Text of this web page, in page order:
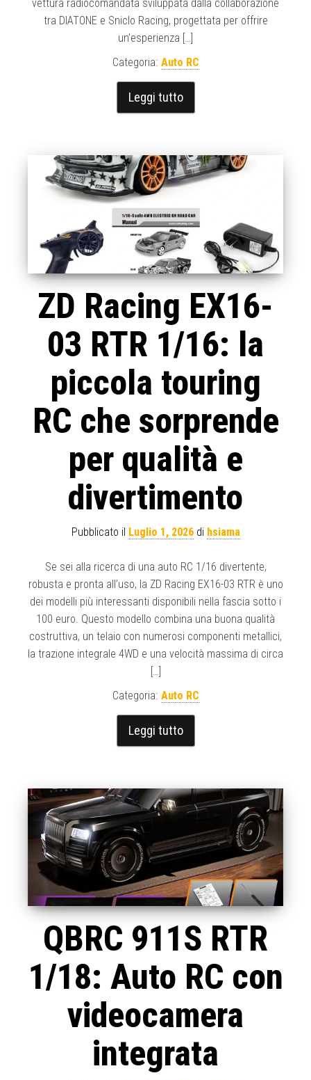
vettura radiocomandata sviluppata dalla collaborazione
tra DIATONE e Sniclo Racing, progettata per offrire
un’esperienza […]
Categoria: Auto RC
Leggi tutto
ZD Racing EX16-
03 RTR 1/16: la
piccola touring
RC che sorprende
per qualità e
divertimento
Pubblicato il Luglio 1, 2026di hsiama
Se sei alla ricerca di una auto RC 1/16 divertente,
robusta e pronta all’uso, la ZD Racing EX16-03 RTR è uno
dei modelli più interessanti disponibili nella fascia sotto i
100 euro. Questo modello combina una buona qualità
costruttiva, un telaio con numerosi componenti metallici,
la trazione integrale 4WD e una velocità massima di circa
[…]
Categoria: Auto RC
Leggi tutto
QBRC 911S RTR
1/18: Auto RC con
videocamera
integrata